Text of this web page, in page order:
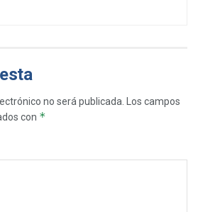
no será publicada.
Los campos
con *